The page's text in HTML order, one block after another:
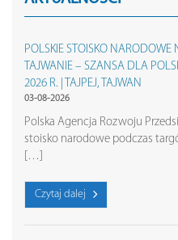
POLSKIE STOISKO
TAJWANIE – SZANSA DLA
2026 R. | TAJPEJ, TAJWAN
03-08-2026
Polska Agencja Rozwoju
stoisko narodowe podczas
[…]
Czytaj dalej